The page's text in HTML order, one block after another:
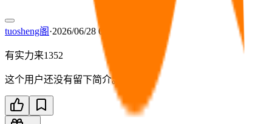
tuosheng阁 ·2026/06/28 09:30
有实力来1352
这个用户还没有留下简介。